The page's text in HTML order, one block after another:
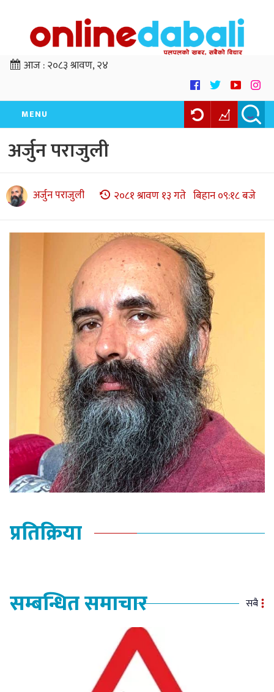
आज :२०८३ श्रावण, २४
MENU
अर्जुन पराजुली
अर्जुन पराजुली २०८१ श्रावण १३ गते बिहान ०९:१८ बजे
प्रतिक्रिया
सम्बन्धित समाचार सबै